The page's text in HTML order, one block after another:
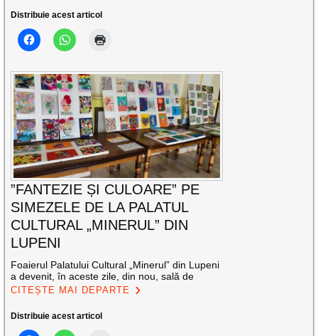
Distribuie acest articol
”FANTEZIE ȘI CULOARE” PE
SIMEZELE DE LA PALATUL
CULTURAL „MINERUL” DIN
LUPENI
Foaierul Palatului Cultural „Minerul” din Lupeni
a devenit, în aceste zile, din nou, sală de
CITEȘTE MAI DEPARTE
Distribuie acest articol